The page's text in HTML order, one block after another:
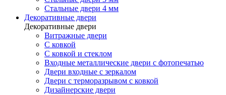
Стальные двери 4 мм
Декоративные двери
Декоративные двери
Витражные двери
С ковкой
С ковкой и стеклом
Входные металлические двери с фотопечатью
Двери входные с зеркалом
Двери с терморазрывом с ковкой
Дизайнерские двери